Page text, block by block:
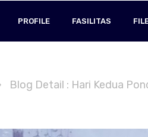
PROFILE FASILITAS
Blog Detail : Hari Kedua